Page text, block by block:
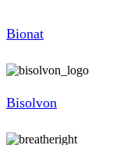
Bionat
Bisolvon